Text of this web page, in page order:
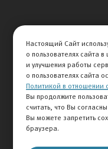
+7
Настоящий Сайт
о пользователях сайта
и улучшения работы
о пользователях сайта
Политикой в отношении
Вы продолжите
считать, что Вы
Вы можете запретить
браузера.